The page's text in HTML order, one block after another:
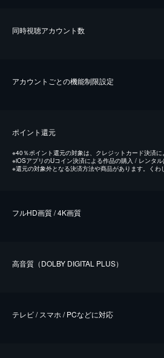
同時視聴アカウント数
アカウントごとの機能制限設定
ポイント還元
※40％ポイント還元の対象は、クレジットカード決済に
※iOSアプリのUコイン決済による作品の購入 / レンタル
※還元の対象外となる決済方法や商品があります。くわ
フルHD画質 / 4K画質
⾼⾳質（DOLBY DIGITAL PLUS）
テレビ / スマホ / PCなどに対応